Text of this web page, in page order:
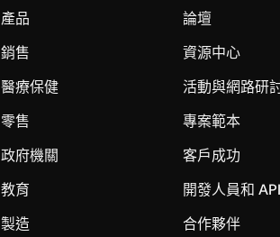
產品
銷售
醫療保健
零售
政府機關
教育
製造
論壇
資源中心
活動與網路研
專案範本
客戶成功
開發人員和 API
合作夥伴